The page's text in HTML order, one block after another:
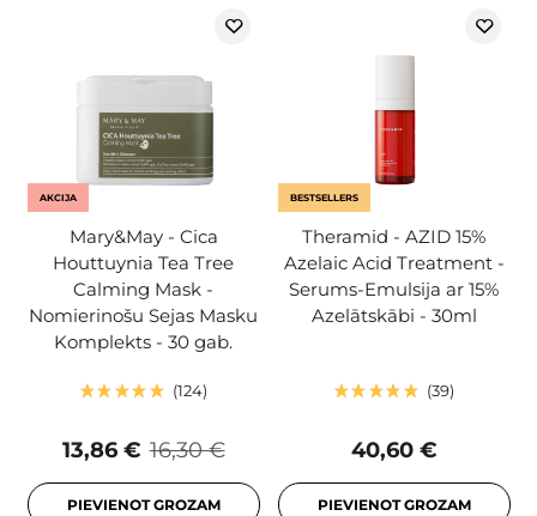
AKCIJA
Mary&May - Cica
Houttuynia Tea Tree
Calming Mask -
Nomierinošu Sejas Masku
Komplekts - 30 gab.
124
16,30 €
13,86 €
PIEVIENOT GROZAM
BESTSELLERS
Theramid - AZID 15%
Azelaic Acid Treatment -
Serums-Emulsija ar 15%
Azelātskābi - 30ml
39
40,60 €
PIEVIENOT GROZAM